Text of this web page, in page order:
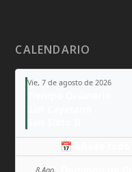
CALENDARIO
Vie, 7 de agosto de 2026
📅 Añade todo
8 Ago